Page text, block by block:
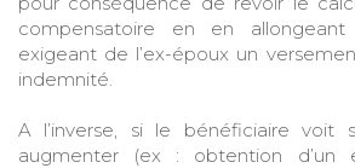
compensatoire en en
exigeant de l’ex-époux un
indemnité.
A l’inverse, si le bénéficiaire voit
augmenter (ex : obtention d’un